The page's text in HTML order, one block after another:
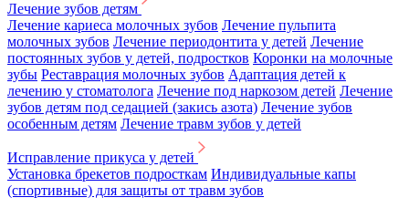
Лечение зубов детям
Лечение кариеса молочных зубов Лечение пульпита
молочных зубов Лечение периодонтита у детей Лечение
постоянных зубов у детей, подростков Коронки на молочные
зубы Реставрация молочных зубов Адаптация детей к
лечению у стоматолога Лечение под наркозом детей Лечение
зубов детям под седацией (закись азота) Лечение зубов
особенным детям Лечение травм зубов у детей
Исправление прикуса у детей
Установка брекетов подросткам Индивидуальные капы
(спортивные) для защиты от травм зубов